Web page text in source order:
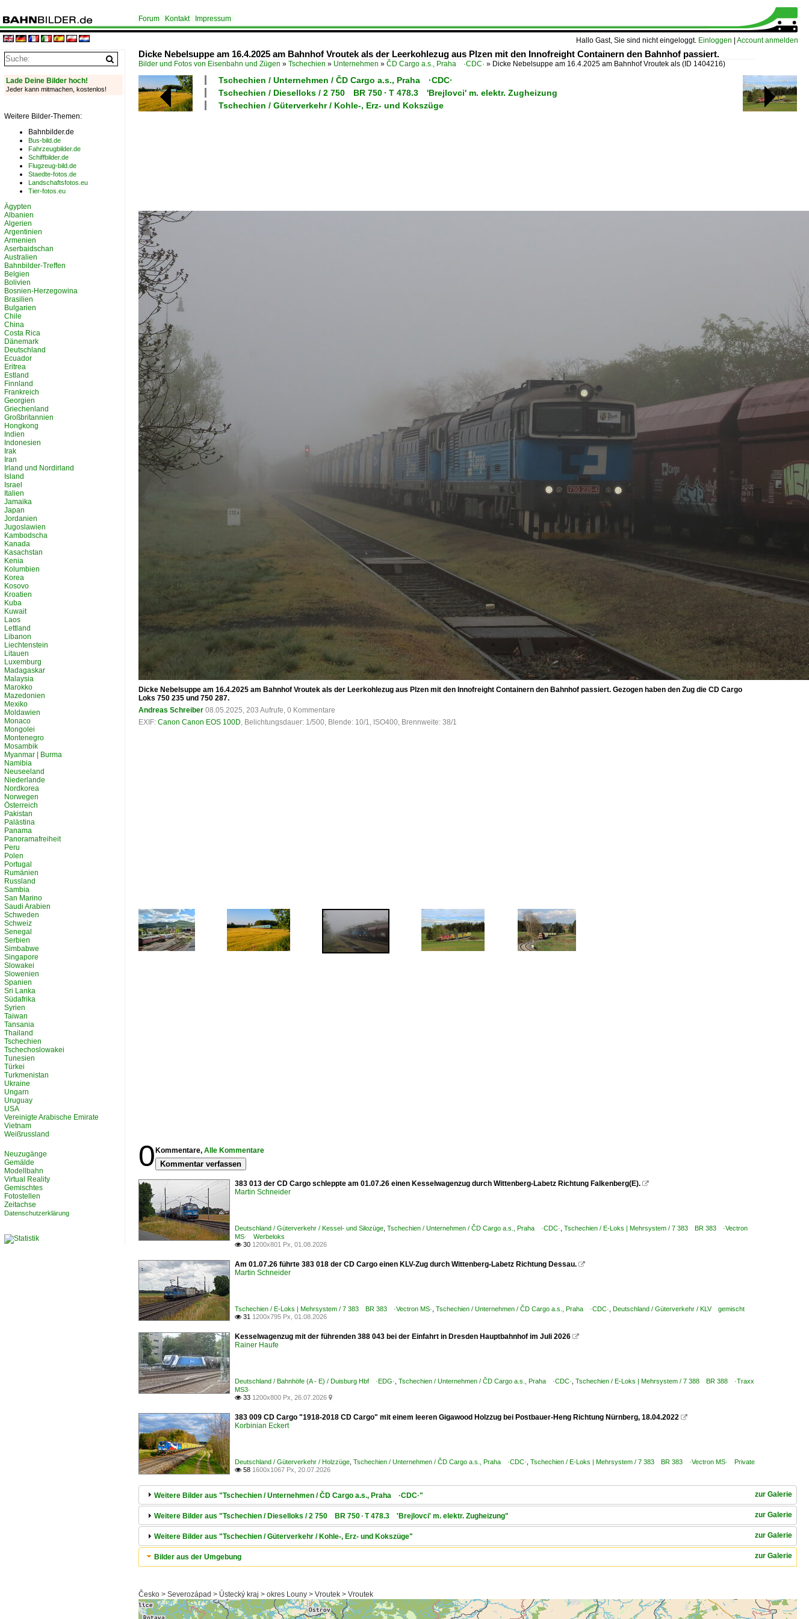
Hallo Gast, Sie sind nicht eingeloggt. Einloggen Account anmelden
Forum Kontakt Impressum
Dicke Nebelsuppe am 16.4.2025 am Bahnhof Vroutek als der Leerkohlezug aus Plzen mit den Innofreight Containern den Bahnhof passiert.
Bilder und Fotos von Eisenbahn und Zügen » Tschechien » Unternehmen » ČD Cargo a.s., Praha ·CDC· » Dicke Nebelsuppe am 16.4.2025 am Bahnhof Vroutek als (ID 1404216)
Tschechien / Unternehmen / ČD Cargo a.s., Praha ·CDC·
Tschechien / Dieselloks / 2 750 BR 750 · T 478.3 'Brejlovci' m. elektr. Zugheizung
Tschechien / Güterverkehr / Kohle-, Erz- und Kokszüge
Dicke Nebelsuppe am 16.4.2025 am Bahnhof Vroutek als der Leerkohlezug aus Plzen mit den Innofreight Containern den Bahnhof passiert. Gezogen haben den Zug die CD Cargo
Loks 750 235 und 750 287.
Andreas Schreiber 08.05.2025, 203 Aufrufe, 0 Kommentare
EXIF: Canon Canon EOS 100D, Belichtungsdauer: 1/500, Blende: 10/1, ISO400, Brennweite: 38/1
0 Kommentare, Alle Kommentare
Kommentar verfassen
383 013 der CD Cargo schleppte am 01.07.26 einen Kesselwagenzug durch Wittenberg-Labetz Richtung Falkenberg(E). 
Martin Schneider
Deutschland / Güterverkehr / Kessel- und Silozüge Tschechien / Unternehmen / ČD Cargo a.s., Praha ·CDC· Tschechien / E-Loks | Mehrsystem / 7 383 BR 383 ·Vectron
MS· Werbeloks
 30 1200x801 Px, 01.08.2026
Am 01.07.26 führte 383 018 der CD Cargo einen KLV-Zug durch Wittenberg-Labetz Richtung Dessau. 
Martin Schneider
Tschechien / E-Loks | Mehrsystem / 7 383 BR 383 ·Vectron MS· Tschechien / Unternehmen / ČD Cargo a.s., Praha ·CDC· Deutschland / Güterverkehr / KLV gemischt
 31 1200x795 Px, 01.08.2026
Kesselwagenzug mit der führenden 388 043 bei der Einfahrt in Dresden Hauptbahnhof im Juli 2026 
Rainer Haufe
Deutschland / Bahnhöfe (A - E) / Duisburg Hbf ·EDG· Tschechien / Unternehmen / ČD Cargo a.s., Praha ·CDC· Tschechien / E-Loks | Mehrsystem / 7 388 BR 388 ·Traxx
MS3·
 33 1200x800 Px, 26.07.2026 
383 009 CD Cargo "1918-2018 CD Cargo" mit einem leeren Gigawood Holzzug bei Postbauer-Heng Richtung Nürnberg, 18.04.2022 
Korbinian Eckert
Deutschland / Güterverkehr / Holzzüge Tschechien / Unternehmen / ČD Cargo a.s., Praha ·CDC· Tschechien / E-Loks | Mehrsystem / 7 383 BR 383 ·Vectron MS· Private
 58 1600x1067 Px, 20.07.2026
zur Galerie
Weitere Bilder aus "Tschechien / Unternehmen / ČD Cargo a.s., Praha ·CDC·"
zur Galerie
Weitere Bilder aus "Tschechien / Dieselloks / 2 750 BR 750 · T 478.3 'Brejlovci' m. elektr. Zugheizung"
zur Galerie
Weitere Bilder aus "Tschechien / Güterverkehr / Kohle-, Erz- und Kokszüge"
zur Galerie
Bilder aus der Umgebung
Česko > Severozápad > Ústecký kraj > okres Louny > Vroutek > Vroutek
Lade Deine Bilder hoch!
Jeder kann mitmachen, kostenlos!
Weitere Bilder-Themen:
Bahnbilder.de
Bus-bild.de
Fahrzeugbilder.de
Schiffbilder.de
Flugzeug-bild.de
Staedte-fotos.de
Landschaftsfotos.eu
Tier-fotos.eu
Ägypten
Albanien
Algerien
Argentinien
Armenien
Aserbaidschan
Australien
Bahnbilder-Treffen
Belgien
Bolivien
Bosnien-Herzegowina
Brasilien
Bulgarien
Chile
China
Costa Rica
Dänemark
Deutschland
Ecuador
Eritrea
Estland
Finnland
Frankreich
Georgien
Griechenland
Großbritannien
Hongkong
Indien
Indonesien
Irak
Iran
Irland und Nordirland
Island
Israel
Italien
Jamaika
Japan
Jordanien
Jugoslawien
Kambodscha
Kanada
Kasachstan
Kenia
Kolumbien
Korea
Kosovo
Kroatien
Kuba
Kuwait
Laos
Lettland
Libanon
Liechtenstein
Litauen
Luxemburg
Madagaskar
Malaysia
Marokko
Mazedonien
Mexiko
Moldawien
Monaco
Mongolei
Montenegro
Mosambik
Myanmar | Burma
Namibia
Neuseeland
Niederlande
Nordkorea
Norwegen
Österreich
Pakistan
Palästina
Panama
Panoramafreiheit
Peru
Polen
Portugal
Rumänien
Russland
Sambia
San Marino
Saudi Arabien
Schweden
Schweiz
Senegal
Serbien
Simbabwe
Singapore
Slowakei
Slowenien
Spanien
Sri Lanka
Südafrika
Syrien
Taiwan
Tansania
Thailand
Tschechien
Tschechoslowakei
Tunesien
Türkei
Turkmenistan
Ukraine
Ungarn
Uruguay
USA
Vereinigte Arabische Emirate
Vietnam
Weißrussland
Neuzugänge
Gemälde
Modellbahn
Virtual Reality
Gemischtes
Fotostellen
Zeitachse
Datenschutzerklärung